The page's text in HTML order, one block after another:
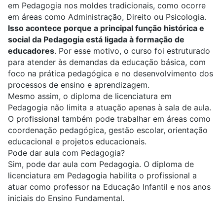
em Pedagogia nos moldes tradicionais, como ocorre
em áreas como Administração, Direito ou Psicologia.
Isso acontece porque a principal função histórica e
social da Pedagogia está ligada à formação de
educadores. Por esse motivo, o curso foi estruturado
para atender às demandas da educação básica, com
foco na prática pedagógica e no desenvolvimento dos
processos de ensino e aprendizagem.
Mesmo assim, o diploma de licenciatura em
Pedagogia não limita a atuação apenas à sala de aula.
O profissional também pode trabalhar em áreas como
coordenação pedagógica, gestão escolar, orientação
educacional e projetos educacionais.
Pode dar aula com Pedagogia?
Sim, pode dar aula com Pedagogia. O diploma de
licenciatura em Pedagogia habilita o profissional a
atuar como professor na Educação Infantil e nos anos
iniciais do Ensino Fundamental.